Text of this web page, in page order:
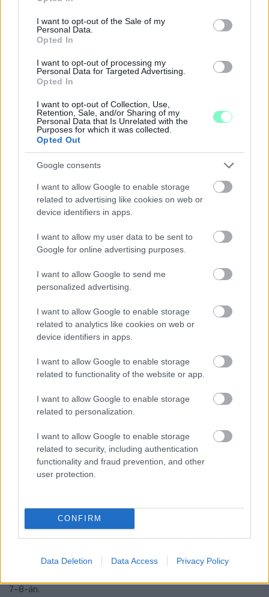
use your data for below specified purposes in below Google
consent section.
I want to opt-out of the Sale of my
Personal Data.
Opted In
I want to opt-out of processing my
Personal Data for Targeted Advertising.
Opted In
I want to opt-out of Collection, Use,
Retention, Sale, and/or Sharing of my
Personal Data that Is Unrelated with the
Purposes for which it was collected.
Opted Out
Google consents
I want to allow Google to enable storage
related to advertising like cookies on web or
device identifiers in apps.
I want to allow my user data to be sent to
Google for online advertising purposes.
I want to allow Google to send me
personalized advertising.
I want to allow Google to enable storage
related to analytics like cookies on web or
device identifiers in apps.
I want to allow Google to enable storage
related to functionality of the website or app.
I want to allow Google to enable storage
related to personalization.
I want to allow Google to enable storage
related to security, including authentication
functionality and fraud prevention, and other
user protection.
CONFIRM
Data Deletion Data Access Privacy Policy
ENERGIATAKARÉKOSSÁG: KORÁBBAN KEZDŐDIK
A GYŐRI AUDI ETO KC PÉNTEKI FELKÉSZÜLÉSI
Az energiaellátás tehermentesítése érdekében másfél órával
kezdését.
BAROKK POMPÁBA ÖLTÖZIK A BELVÁROS:
HÉTVÉGÉN RENDEZIK MEG A XXXIII. GYŐRI BAROKK
ESKÜVŐT
Jubileumi fogadalom megerősítés, történelmi felvonulás,
7–8-án.